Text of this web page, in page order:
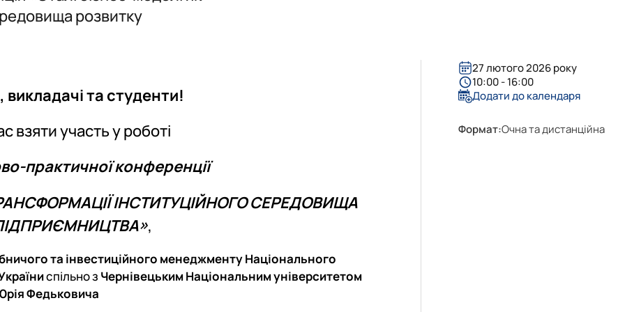
Співпраця у навчальній, науковій, виробничій та інноваційній сферах
Партнери
Архів подій
Напрями наукових досліджень аспірантів (здобувачів) кафедри
Архів
Польща)
розвитку
та студенти!
взяти участь у роботі
практичної конференції
ІНСТИТУЦІЙНОГОСЕРЕДОВИЩА
,
та інвестиційного менеджменту Національного
спільно з Чернівецьким Національним університетом
Федьковича
27 лютого 2026 року
10:00 - 16:00
Додати до календаря
Формат:Очна та дистанційна